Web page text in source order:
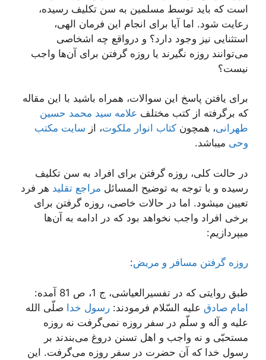
است که باید توسط مسلمین به سن تکلیف رسیده،
رعایت شود. اما آیا برای انجام این فرمان الهی،
استثنایی نیز وجود دارد؟ و درواقع چه اشخاصی
می‌توانند روزه نگیرند یا روزه گرفتن برای آن‌ها واجب
نیست؟
برای یافتن پاسخ این سوالات، همراه باشید با این مقاله
که برگرفته از کتب مختلف علامه سید محمد حسین
طهرانی، همچون کتاب انوار ملکوت، از سایت مکتب
وحی میباشد.
در حالت کلی، روزه گرفتن برای افراد به سن تکلیف
رسیده و با توجه به توضیح المسائل مراجع تقلید هر فرد
تعیین میشود. اما در حالات خاصی، روزه گرفتن برای
برخی افراد واجب نخواهد بود که در ادامه به آن‌ها
میپردازیم:
روزه گرفتن مسافر و مریض:
طبق روایتی که در تفسیرالعیاشی، ج 1، ص 81 آمده:
امام صادق علیه السّلام فرمودند: رسول خدا صلّی الله
علیه و آله و سلّم در سفر روزه نمی‌گرفت نه روزه
مستحبّی و نه واجب و اهل تسنن دروغ می‌بندند بر
رسول خدا که آن حضرت در سفر روزه می‌گرفت. این